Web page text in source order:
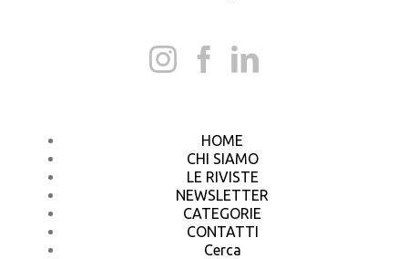
HOME
CHI SIAMO
LE RIVISTE
NEWSLETTER
CATEGORIE
CONTATTI
Cerca